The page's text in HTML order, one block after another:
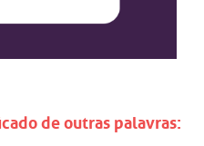
de outras palavras: